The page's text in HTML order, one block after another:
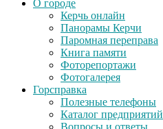
О городе
Керчь онлайн
Панорамы Керчи
Паромная переправа
Книга памяти
Фоторепортажи
Фотогалерея
Горсправка
Полезные телефоны
Каталог предприятий
Вопросы и ответы